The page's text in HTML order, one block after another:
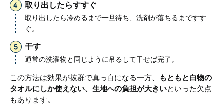
取り出したらすすぐ
取り出したら冷めるまで一旦待ち、洗剤が落ちるまですす
ぐ。
干す
通常の洗濯物と同じように吊るして干せば完了。
この方法は効果が抜群で真っ白になる一方、
もともと白物の
タオルにしか使えない、生地への負担が大きいといった欠点
もあります。